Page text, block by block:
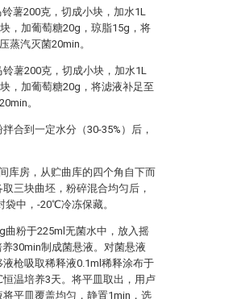
薯200克，切成小块，加水1L
，加葡萄糖20g，琼脂15g，将
蒸汽灭菌20min。
薯200克，切成小块，加水1L
，加葡萄糖20g，将滤液补足至
。
合到一定水分（30-35%）后，
库房，从贮曲库的四个角自下而
三块曲坯，粉碎混合均匀后，
中，-20℃冷冻保藏。
曲粉于225ml无菌水中，放入摇
30min制成菌悬液。对菌悬液
枪吸取稀释液0.1ml稀释涂布于
温培养3天。将平皿取出，用卢
平皿覆盖均匀，静置1min，选